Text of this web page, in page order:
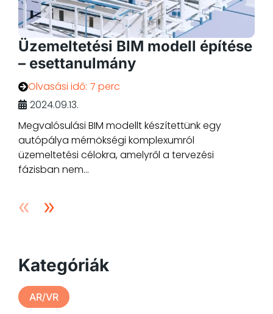
Üzemeltetési BIM modell építése
– esettanulmány
Olvasási idő: 7 perc
2024.09.13.
Megvalósulási BIM modellt készítettünk egy
autópálya mérnökségi komplexumról
üzemeltetési célokra, amelyről a tervezési
fázisban nem...
Kategóriák
AR/VR